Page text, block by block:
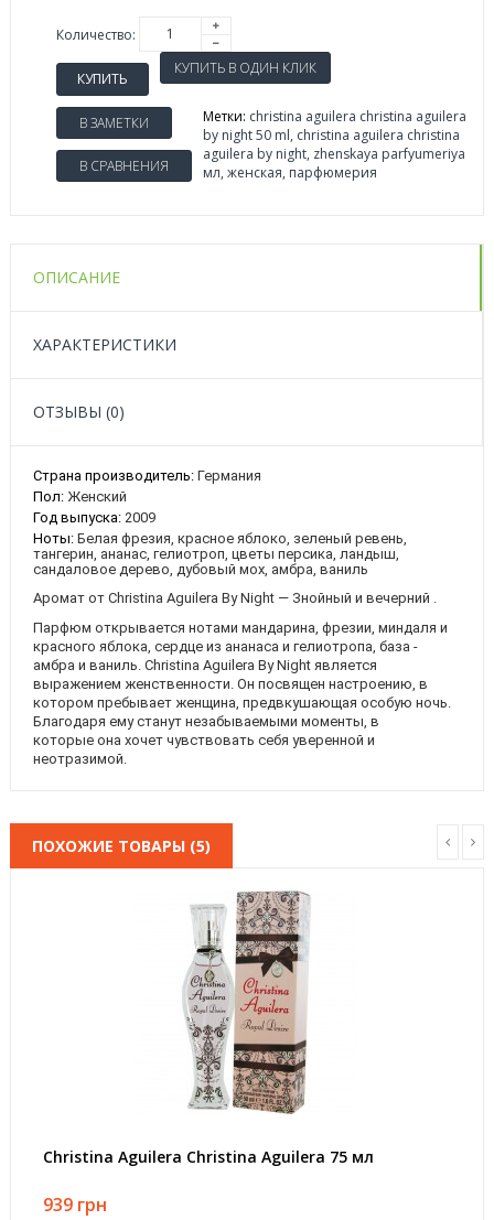
Количество:
КУПИТЬ
В ЗАМЕТКИ
В СРАВНЕНИЯ
Метки: christina aguilera christina aguilera
by night 50 ml, christina aguilera christina
aguilera by night, zhenskaya parfyumeriya
мл, женская, парфюмерия
ОПИСАНИЕ
ХАРАКТЕРИСТИКИ
ОТЗЫВЫ (0)
Страна производитель: Германия
Пол: Женский
Год выпуска: 2009
Ноты: Белая фрезия, красное яблоко, зеленый ревень,
тангерин, ананас, гелиотроп, цветы персика, ландыш,
сандаловое дерево, дубовый мох, амбра, ваниль
Аромат от Christina Aguilera By Night — Знойный и вечерний .
Парфюм открывается нотами мандарина, фрезии, миндаля и
красного яблока, сердце из ананаса и гелиотропа, база -
амбра и ваниль. Christina Aguilera By Night является
выражением женственности. Он посвящен настроению, в
котором пребывает женщина, предвкушающая особую ночь.
Благодаря ему станут незабываемыми моменты, в
которые она хочет чувствовать себя уверенной и
неотразимой.
ПОХОЖИЕ ТОВАРЫ (5)
Christina Aguilera Christina Aguilera 75 мл
939 грн